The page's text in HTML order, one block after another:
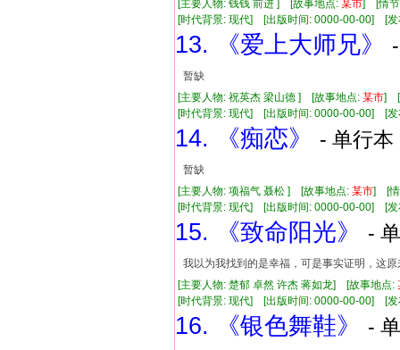
[主要人物: 钱钱 前进 ] [故事地点: 某市] [情
[时代背景: 现代] [出版时间: 0000-00-00] [
13. 《爱上大师兄》
暂缺
[主要人物: 祝英杰 梁山德 ] [故事地点: 某市] [
[时代背景: 现代] [出版时间: 0000-00-00] [
14. 《痴恋》 - 单行
暂缺
[主要人物: 项福气 聂松 ] [故事地点: 某市] [情
[时代背景: 现代] [出版时间: 0000-00-00] [
15. 《致命阳光》 -
我以为我找到的是幸福，可是事实证明，这
[主要人物: 楚郁 卓然 许杰 蒋如龙] [故事地点:
[时代背景: 现代] [出版时间: 0000-00-00] [
16. 《银色舞鞋》 -